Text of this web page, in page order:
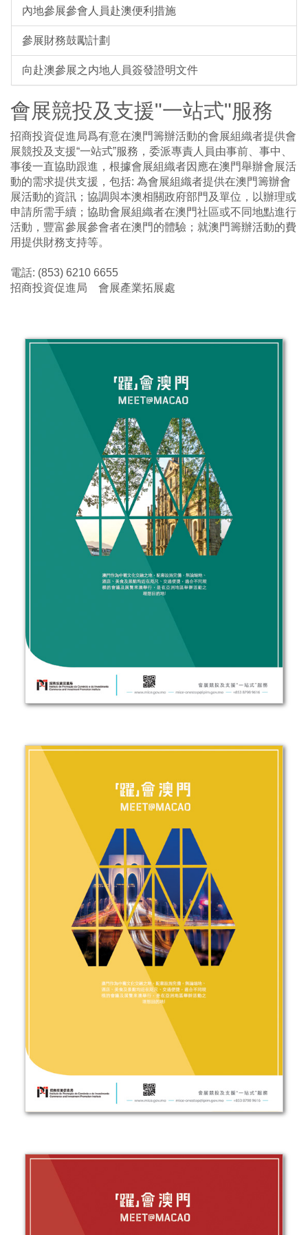
內地參展參會人員赴澳便利措施
參展財務鼓勵計劃
向赴澳參展之内地人員簽發證明文件
會展競投及支援"一站式"服務
招商投資促進局爲有意在澳門籌辦活動的會展組織者提供會
展競投及支援“一站式”服務，委派專責人員由事前、事中、
事後一直協助跟進，根據會展組織者因應在澳門舉辦會展活
動的需求提供支援，包括: 為會展組織者提供在澳門籌辦會
展活動的資訊；協調與本澳相關政府部門及單位，以辦理或
申請所需手續；協助會展組織者在澳門社區或不同地點進行
活動，豐富參展參會者在澳門的體驗；就澳門籌辦活動的費
用提供財務支持等。
電話: (853) 6210 6655
招商投資促進局 會展產業拓展處